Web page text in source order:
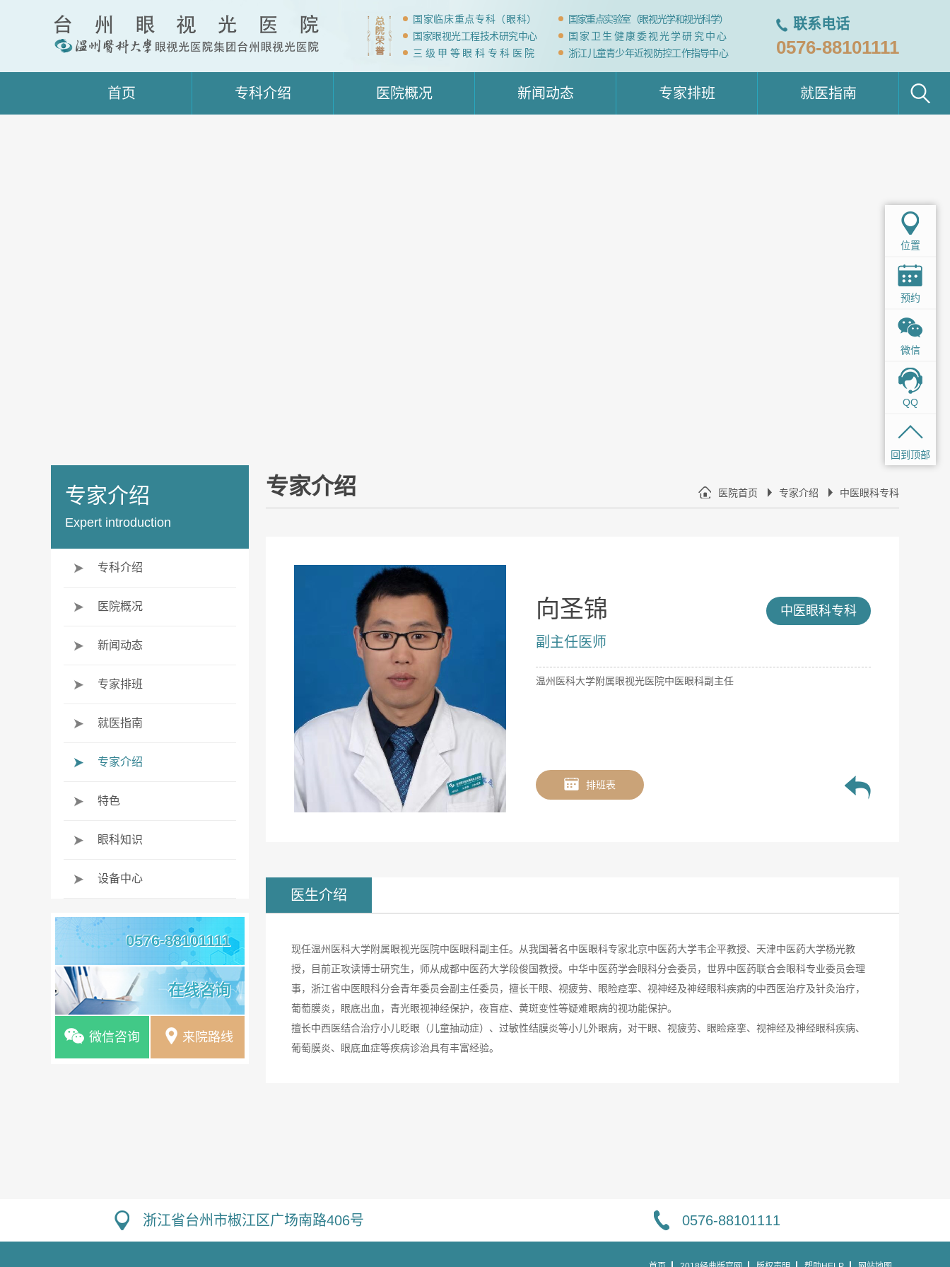
国家临床重点专科（眼科）
国家重点实验室（眼视光学和视光科学）
国家眼视光工程技术研究中心
国家卫生健康委视光学研究中心
三级甲等眼科专科医院
浙江儿童青少年近视防控工作指导中心
联系电话
0576-88101111
首页 专科介绍 医院概况 新闻动态 专家排班 就医指南
专家介绍
Expert introduction
专科介绍
医院概况
新闻动态
专家排班
就医指南
专家介绍
特色
眼科知识
设备中心
0576-88101111
在线咨询
微信咨询 来院路线
专家介绍 医院首页 专家介绍 中医眼科专科
中医眼科专科
向圣锦
副主任医师
温州医科大学附属眼视光医院中医眼科副主任
排班表
医生介绍
现任温州医科大学附属眼视光医院中医眼科副主任。从我国著名中医眼科专家北京中医药大学韦企平教授、天津中医药大学杨光教
授，目前正攻读博士研究生，师从成都中医药大学段俊国教授。中华中医药学会眼科分会委员，世界中医药联合会眼科专业委员会理
事，浙江省中医眼科分会青年委员会副主任委员，擅长干眼、视疲劳、眼睑痉挛、视神经及神经眼科疾病的中西医治疗及针灸治疗，
葡萄膜炎，眼底出血，青光眼视神经保护，夜盲症、黄斑变性等疑难眼病的视功能保护。
擅长中西医结合治疗小儿眨眼（儿童抽动症）、过敏性结膜炎等小儿外眼病，对干眼、视疲劳、眼睑痉挛、视神经及神经眼科疾病、
葡萄膜炎、眼底血症等疾病诊治具有丰富经验。
浙江省台州市椒江区广场南路406号 0576-88101111
位置
预约
微信
QQ
回到顶部